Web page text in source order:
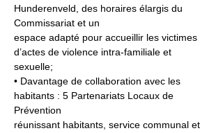
Hunderenveld, des horaires élargis du
Commissariat et un
espace adapté pour accueillir les victimes
d’actes de violence intra-familiale et
sexuelle;
• Davantage de collaboration avec les
habitants : 5 Partenariats Locaux de
Prévention
réunissant habitants, service communal et